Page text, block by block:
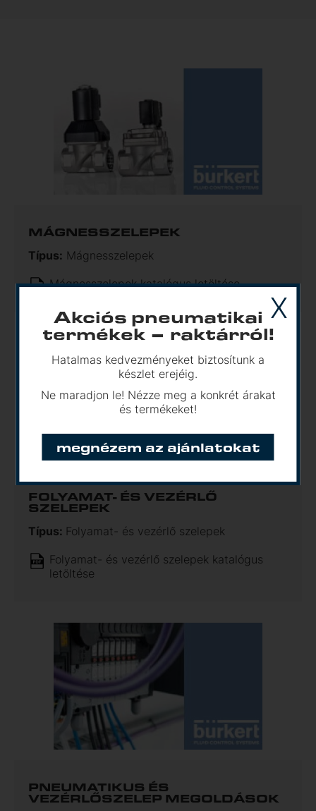
X
Akciós pneumatikai
termékek – raktárról!
Hatalmas kedvezményeket biztosítunk a
készlet erejéig.
Ne maradjon le! Nézze meg a konkrét árakat
és termékeket!
megnézem az ajánlatokat
MÁGNESSZELEPEK
Típus: Mágnesszelepek
Mágnesszelepek katalógus letöltése
FOLYAMAT- ÉS VEZÉRLŐ
SZELEPEK
Típus: Folyamat- és vezérlő szelepek
Folyamat- és vezérlő szelepek katalógus
letöltése
PNEUMATIKUS ÉS
VEZÉRLŐSZELEP MEGOLDÁSOK